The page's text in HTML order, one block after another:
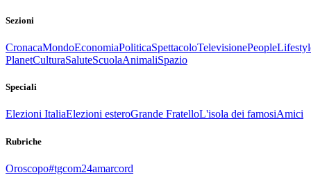
Sezioni
CronacaMondoEconomiaPoliticaSpettacoloTelevisionePeople
PlanetCulturaSaluteScuolaAnimaliSpazio
Speciali
Elezioni ItaliaElezioni esteroGrande FratelloL'isola dei famosiAmici
Rubriche
Oroscopo#tgcom24amarcord